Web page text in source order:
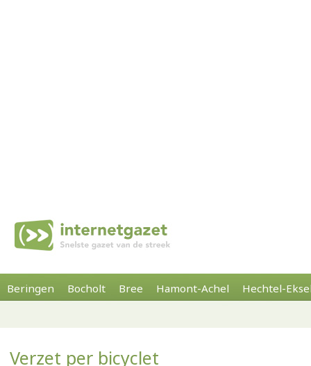
Beringen Bocholt Bree Hamont-Achel Hechtel-
Verzet per bicyclet